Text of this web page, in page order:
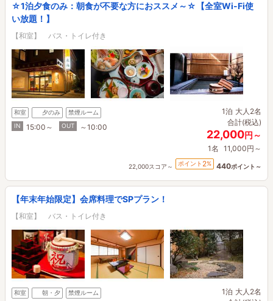
☆1泊夕食のみ：朝食が不要な方におススメ～☆【全室Wi-Fi使
い放題！】
【和室】 バス・トイレ付き
和室 夕のみ
禁煙ルーム
IN
15:00～ OUT ～10:00
1泊 大人2名
合計(税込)
22,000円～
1名 11,000円～
22,000スコア～ ポイント 2% 440ポイント～
【年末年始限定】会席料理でSPプラン！
【和室】 バス・トイレ付き
和室 朝・夕 禁煙ルーム 1泊 大人2名